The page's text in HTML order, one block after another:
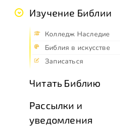
Изучение Библии
Колледж Наследие
Библия в искусстве
Записаться
Читать Библию
Рассылки и
уведомления